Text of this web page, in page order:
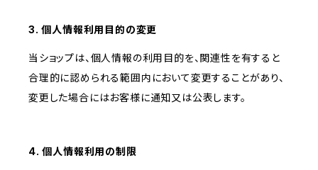
3. 個人情報利用目的の変更
当ショップは、個人情報の利用目的を、関連性を有すると
合理的に認められる範囲内において変更することがあり、
変更した場合にはお客様に通知又は公表します。
4. 個人情報利用の制限